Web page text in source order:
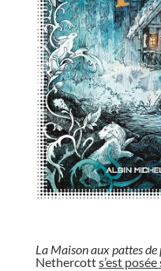
La Maison aux pattes de
Nethercotts’est